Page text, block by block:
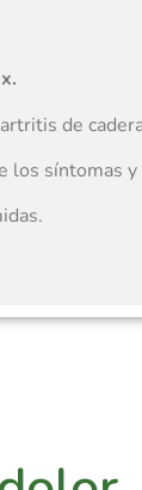
de
los síntomas